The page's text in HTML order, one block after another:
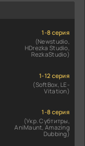
1-8 серия
(Newstudio,
HDrezka Studio,
RezkaStudio)
1-12 серия
(SoftBox, LE-
Vitation)
1-8 серия
(Укр. Субтитры,
AniMaunt, Amazing
Dubbing)